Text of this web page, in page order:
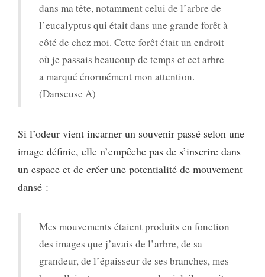
dans ma tête, notamment celui de l’arbre de
l’eucalyptus qui était dans une grande forêt à
côté de chez moi. Cette forêt était un endroit
où je passais beaucoup de temps et cet arbre
a marqué énormément mon attention.
(Danseuse A)
Si l’odeur vient incarner un souvenir passé selon une
image définie, elle n’empêche pas de s’inscrire dans
un espace et de créer une potentialité de mouvement
dansé :
Mes mouvements étaient produits en fonction
des images que j’avais de l’arbre, de sa
grandeur, de l’épaisseur de ses branches, mes